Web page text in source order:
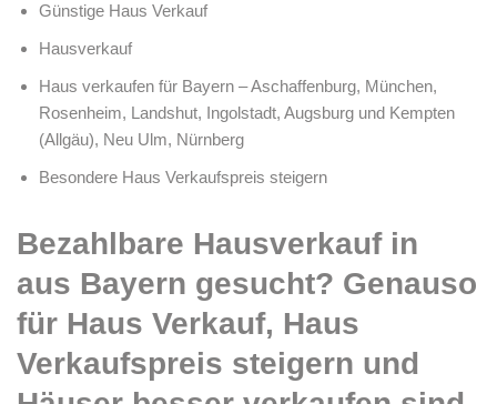
Günstige Haus Verkauf
Hausverkauf
Haus verkaufen für Bayern – Aschaffenburg, München,
Rosenheim, Landshut, Ingolstadt, Augsburg und Kempten
(Allgäu), Neu Ulm, Nürnberg
Besondere Haus Verkaufspreis steigern
Bezahlbare Hausverkauf in
aus Bayern gesucht? Genauso
für Haus Verkauf, Haus
Verkaufspreis steigern und